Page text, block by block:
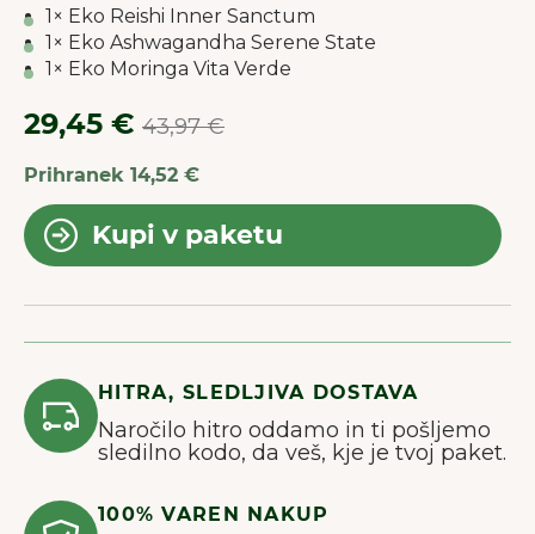
1× Eko Reishi Inner Sanctum
1× Eko Ashwagandha Serene State
1× Eko Moringa Vita Verde
29,45 € 43,97 €
Prihranek 14,52 €
Kupi v paketu
HITRA, SLEDLJIVA DOSTAVA
Naročilo hitro oddamo in ti pošljemo
sledilno kodo, da veš, kje je tvoj paket.
100% VAREN NAKUP